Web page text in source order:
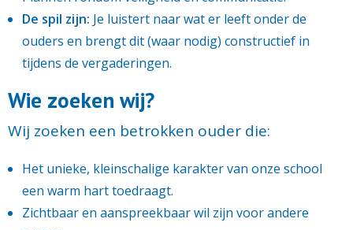
De spil zijn: Je luistert naar wat er leeft onder de
ouders en brengt dit (waar nodig) constructief in
tijdens de vergaderingen.
Wie zoeken wij?
Wij zoeken een betrokken ouder die:
Het unieke, kleinschalige karakter van onze school
een warm hart toedraagt.
Zichtbaar en aanspreekbaar wil zijn voor andere